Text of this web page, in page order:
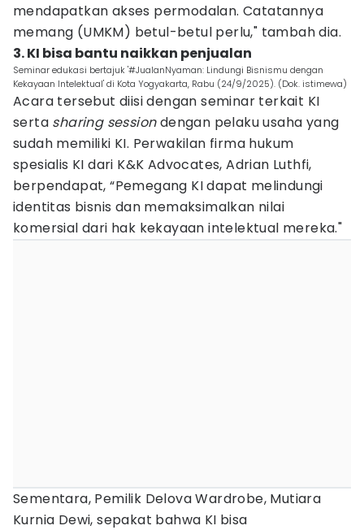
mendapatkan akses permodalan. Catatannya
memang (UMKM) betul-betul perlu," tambah dia.
3. KI bisa bantu naikkan penjualan
Seminar edukasi bertajuk '#JualanNyaman: Lindungi Bisnismu dengan
Kekayaan Intelektual' di Kota Yogyakarta, Rabu (24/9/2025). (Dok. istimewa)
Acara tersebut diisi dengan seminar terkait KI
serta sharing sessiondengan pelaku usaha yang
sudah memiliki KI. Perwakilan firma hukum
spesialis KI dari K&K Advocates, Adrian Luthfi,
berpendapat, “Pemegang KI dapat melindungi
identitas bisnis dan memaksimalkan nilai
komersial dari hak kekayaan intelektual mereka."
Sementara, Pemilik Delova Wardrobe, Mutiara
Kurnia Dewi, sepakat bahwa KI bisa